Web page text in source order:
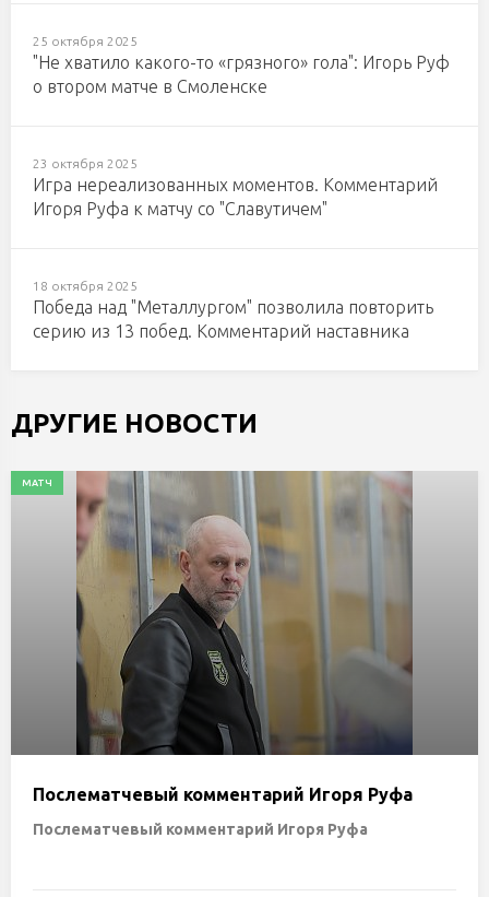
25 октября 2025
"Не хватило какого-то «грязного» гола": Игорь Руф
о втором матче в Смоленске
23 октября 2025
Игра нереализованных моментов. Комментарий
Игоря Руфа к матчу со "Славутичем"
18 октября 2025
Победа над "Металлургом" позволила повторить
серию из 13 побед. Комментарий наставника
ДРУГИЕ НОВОСТИ
МАТЧ
Послематчевый комментарий Игоря Руфа
Послематчевый комментарий Игоря Руфа